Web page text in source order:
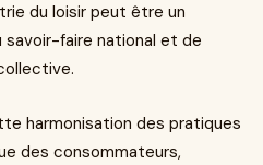
du loisir peut être un
faire national et de
harmonisation des pratiques
des consommateurs,